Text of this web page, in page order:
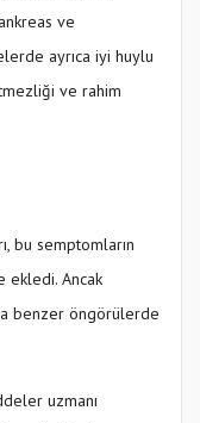
ve
ayrıca iyi huylu
ve rahim
bu semptomların
ekledi. Ancak
benzer öngörülerde
uzmanı